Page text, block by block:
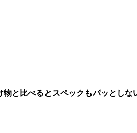
と比べるとスペックもパッとしな